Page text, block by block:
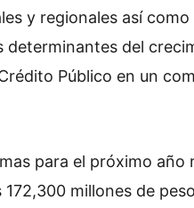
y regionales así
del
Público en un
para el próximo año
millones de